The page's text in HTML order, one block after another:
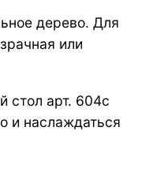
дерево. Для
или
стол арт. 604с
и наслаждаться